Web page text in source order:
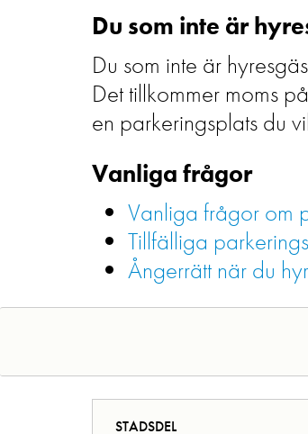
Du som inte är
Du som inte är
Det tillkommer moms
en parkeringsplats du
Vanliga frågor
Vanliga frågor om
Tillfälliga
Ångerrätt när du
STADSDEL